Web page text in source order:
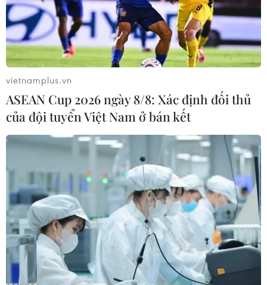
Cựu Chánh án Tòa án Tối cao được bổ
nhiệm làm Thủ tướng lâm thời của Nepal
12/09/2025 23:23
Bà Sushila Karki trở thành người phụ nữ đầu tiên trong
lịch sử lãnh đạo chính phủ của quốc gia Himalaya,
trong bối cảnh làn sóng biểu tình dữ dội vừa khiến chính
quyền tiền nhiệm sụp đổ.
vietnamplus.vn
ASEAN Cup 2026 ngày 8/8: Xác định đối thủ
của đội tuyển Việt Nam ở bán kết